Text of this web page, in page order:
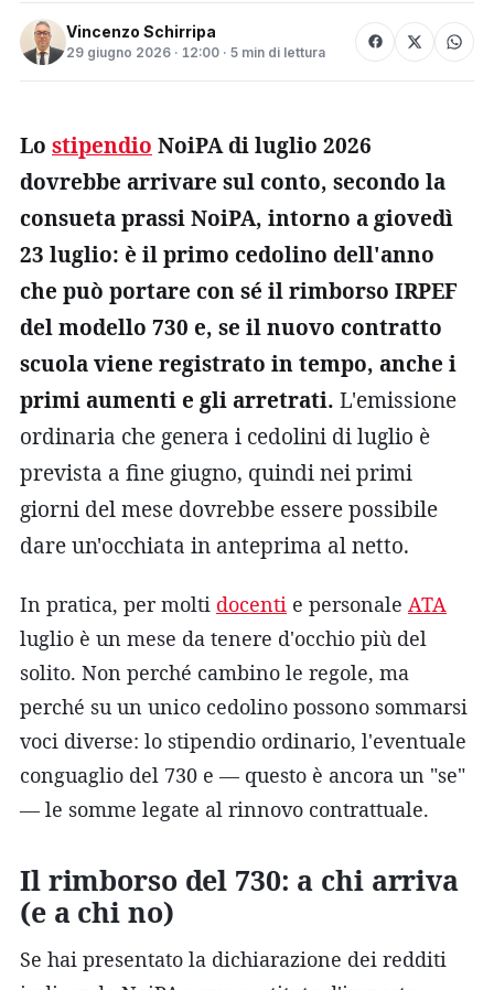
Vincenzo Schirripa
29 giugno 2026 · 12:00 · 5 min di lettura
Lo stipendio NoiPA di luglio 2026
dovrebbe arrivare sul conto, secondo la
consueta prassi NoiPA, intorno a giovedì
23 luglio: è il primo cedolino dell'anno
che può portare con sé il rimborso IRPEF
del modello 730 e, se il nuovo contratto
scuola viene registrato in tempo, anche i
primi aumenti e gli arretrati. L'emissione
ordinaria che genera i cedolini di luglio è
prevista a fine giugno, quindi nei primi
giorni del mese dovrebbe essere possibile
dare un'occhiata in anteprima al netto.
In pratica, per molti docenti e personale ATA
luglio è un mese da tenere d'occhio più del
solito. Non perché cambino le regole, ma
perché su un unico cedolino possono sommarsi
voci diverse: lo stipendio ordinario, l'eventuale
conguaglio del 730 e — questo è ancora un "se"
— le somme legate al rinnovo contrattuale.
Il rimborso del 730: a chi arriva
(e a chi no)
Se hai presentato la dichiarazione dei redditi